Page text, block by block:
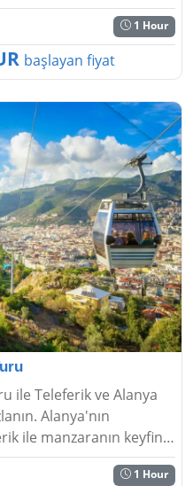
1 Hour
başlayan fiyat
ile Teleferik ve Alanya
Alanya'nın
ile manzaranın keyfini
1 Hour